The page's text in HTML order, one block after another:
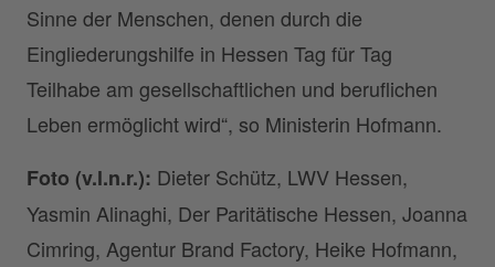
Sinne der Menschen, denen durch die
Eingliederungshilfe in Hessen Tag für Tag
Teilhabe am gesellschaftlichen und beruflichen
Leben ermöglicht wird“, so Ministerin Hofmann.
Foto (v.l.n.r.): Dieter Schütz, LWV Hessen,
Yasmin Alinaghi, Der Paritätische Hessen, Joanna
Cimring, Agentur Brand Factory, Heike Hofmann,